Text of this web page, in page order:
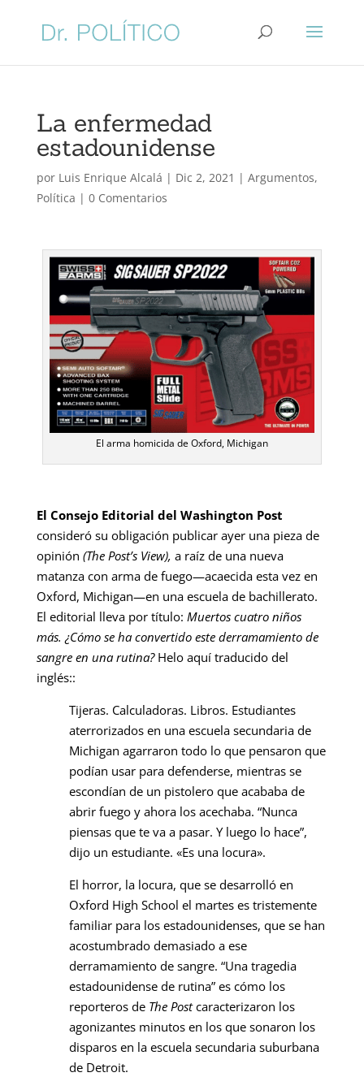
La enfermedad
estadounidense
por Luis Enrique Alcalá | Dic 2, 2021 | Argumentos,
Política | 0 Comentarios
El arma homicida de Oxford, Michigan
El Consejo Editorial del Washington Post
consideró su obligación publicar ayer una pieza de
opinión (The Post’s View), a raíz de una nueva
matanza con arma de fuego—acaecida esta vez en
Oxford, Michigan—en una escuela de bachillerato.
El editorial lleva por título: Muertos cuatro niños
más. ¿Cómo se ha convertido este derramamiento de
sangre en una rutina? Helo aquí traducido del
inglés::
Tijeras. Calculadoras. Libros. Estudiantes
aterrorizados en una escuela secundaria de
Michigan agarraron todo lo que pensaron que
podían usar para defenderse, mientras se
escondían de un pistolero que acababa de
abrir fuego y ahora los acechaba. “Nunca
piensas que te va a pasar. Y luego lo hace”,
dijo un estudiante. «Es una locura».
El horror, la locura, que se desarrolló en
Oxford High School el martes es tristemente
familiar para los estadounidenses, que se han
acostumbrado demasiado a ese
derramamiento de sangre. “Una tragedia
estadounidense de rutina” es cómo los
reporteros de The Postcaracterizaron los
agonizantes minutos en los que sonaron los
disparos en la escuela secundaria suburbana
de Detroit.